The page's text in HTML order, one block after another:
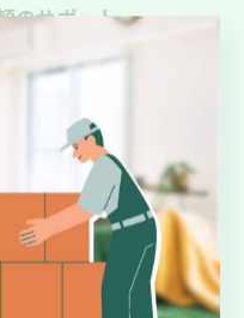
のサポート
じみのスタッフが中心
す。特に高齢者や体の
人からのサポートは安
看護師目線で生活のあ
の改善や日常の悩み事
、お家の清掃や病院へ
のさまざまな支援を提